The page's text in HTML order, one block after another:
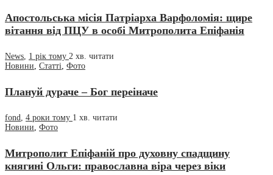
Апостольська місія Патріарха Варфоломія: щире
вітання від ПЦУ в особі Митрополита Епіфанія
News 1 рік тому 2 хв. читати
Новини Статті Фото
Плануй дураче – Бог переіначе
fond 4 роки тому 1 хв. читати
Новини Фото
Митрополит Епіфаній про духовну спадщину
княгині Ольги: православна віра через віки